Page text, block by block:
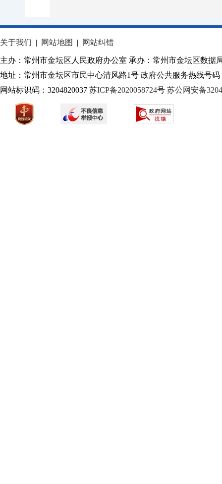
关于我们 | 网站地图 | 网站纠错
主办：常州市金坛区人民政府办公室 承办：常州市金坛区数据
地址：常州市金坛区市民中心清风路1号 政府公共服务热线号码
网站标识码：3204820037 苏ICP备2020058724号 苏公网安备